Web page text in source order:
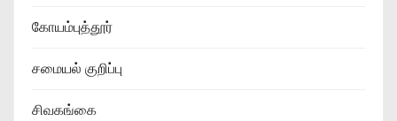
கோயம்புத்தூர்
சமையல் குறிப்பு
சிவகங்கை